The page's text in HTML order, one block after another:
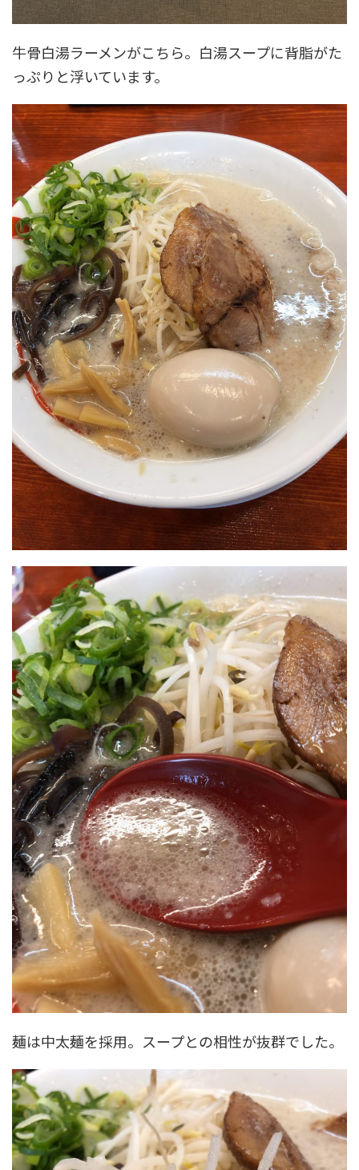
牛骨白湯ラーメンがこちら。白湯スープに背脂がた
っぷりと浮いています。
麺は中太麺を採用。スープとの相性が抜群でした。